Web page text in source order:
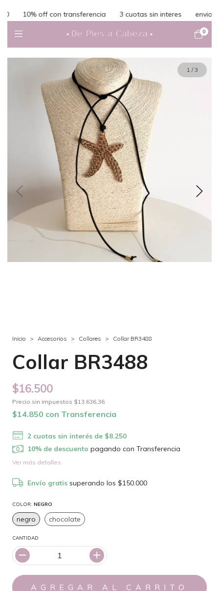
10% off con transferencia 3 cuotas sin interes envio
0
1 /3
Inicio > Accesorios > Collares > Collar BR3488
Collar BR3488
$16.500
Precio sin impuestos $13.636,36
$14.850 con Transferencia
2 cuotas sin interés de $8.250
10% de descuento pagando con Transferencia
Ver más detalles
Envío gratissuperando los$150.000
COLOR: NEGRO
negro chocolate
CANTIDAD